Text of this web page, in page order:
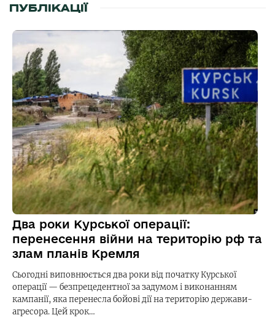
ПУБЛІКАЦІЇ
Два роки Курської операції:
перенесення війни на територію рф та
злам планів Кремля
Сьогодні виповнюється два роки від початку Курської
операції — безпрецедентної за задумом і виконанням
кампанії, яка перенесла бойові дії на територію держави-
агресора. Цей крок…